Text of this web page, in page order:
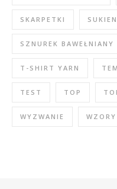
SKARPETKI
SZNUREK BAWEŁNIANY
T-SHIRT YARN
TEST TOP
WYZWANIE WZORY